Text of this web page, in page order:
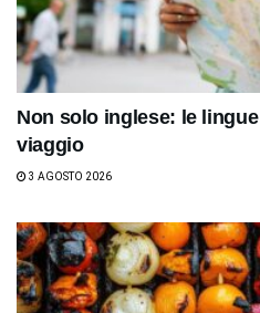
Non solo inglese: le
viaggio
3 AGOSTO 2026